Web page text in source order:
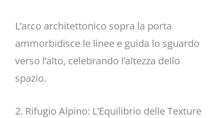
L’arco architettonico sopra la porta
ammorbidisce le linee e guida lo sguardo
verso l’alto, celebrando l’altezza dello
spazio.
2. Rifugio Alpino: L’Equilibrio delle Texture